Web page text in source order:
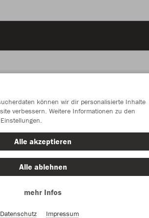
können wir dir personalisierte Inhalte
verbessern. Weitere Informationen zu den
Alle akzeptieren
Alle ablehnen
mehr Infos
Datenschutz Impressum